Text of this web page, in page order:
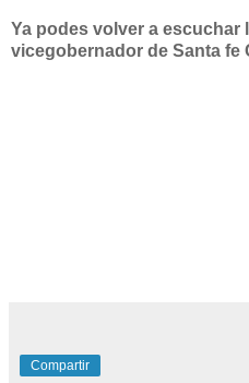
Ya podes volver a escuchar
vicegobernador de Santa fe
Compartir